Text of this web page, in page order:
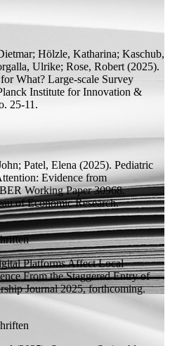
Hölzle, Katharina; Kaschub,
Ulrike; Rose, Robert (2025).
What? Large-scale Survey
Institute for Innovation &
25-11.
Patel, Elena (2025). Pediatric
Evidence from
Working Paper30968.
of Economic Research.
Platforms Affect Local
From the Staggered Entry of
Journal 2025, forthcoming.